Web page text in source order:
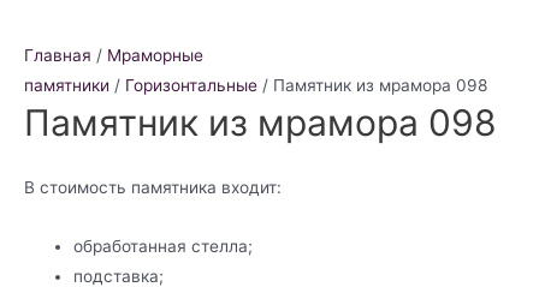
Главная / Мраморные
памятники / Горизонтальные / Памятник из мрамора 098
Памятник из мрамора 098
В стоимость памятника входит:
обработанная стелла;
подставка;